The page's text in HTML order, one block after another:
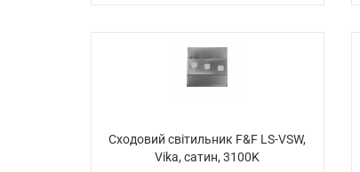
Сходовий світильник F&F LS-VSW,
Vika, сатин, 3100K